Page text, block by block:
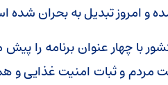
و امروز تبدیل به بحران شده
با چهار عنوان برنامه را
مردم و ثبات امنیت غذایی و